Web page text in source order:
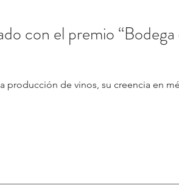
con el premio “Bodega
producción de vinos, su creencia en